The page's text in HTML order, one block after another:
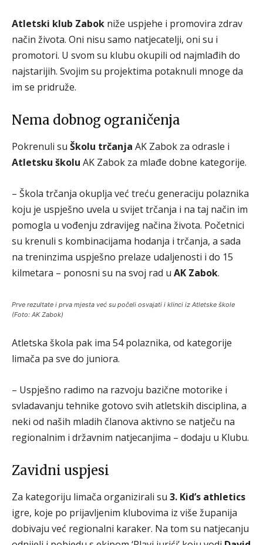
Atletski klub Zabok niže uspjehe i promovira zdrav
način života. Oni nisu samo natjecatelji, oni su i
promotori. U svom su klubu okupili od najmlađih do
najstarijih. Svojim su projektima potaknuli mnoge da
im se pridruže.
Nema dobnog ograničenja
Pokrenuli su Školu trčanja AK Zabok za odrasle i
Atletsku školu AK Zabok za mlađe dobne kategorije.
– Škola trčanja okuplja već treću generaciju polaznika
koju je uspješno uvela u svijet trčanja i na taj način im
pomogla u vođenju zdravijeg načina života. Početnici
su krenuli s kombinacijama hodanja i trčanja, a sada
na treninzima uspješno prelaze udaljenosti i do 15
kilmetara – ponosni su na svoj rad u AK Zabok.
Prve rezultate i prva mjesta već su počeli osvajati i klinci iz Atletske škole
(Foto: AK Zabok)
Atletska škola pak ima 54 polaznika, od kategorije
limača pa sve do juniora.
– Uspješno radimo na razvoju bazične motorike i
svladavanju tehnike gotovo svih atletskih disciplina, a
neki od naših mladih članova aktivno se natječu na
regionalnim i državnim natjecanjima – dodaju u Klubu.
Zavidni uspjesi
Za kategoriju limača organizirali su 3. Kid’s athletics
igre, koje po prijavljenim klubovima iz više županija
dobivaju već regionalni karaker. Na tom su natjecanju